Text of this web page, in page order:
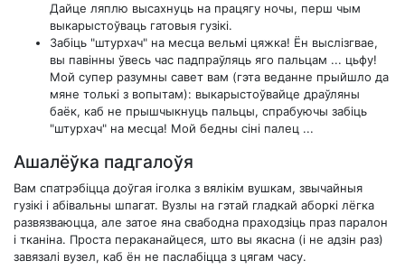
Дайце ляплю высахнуць на працягу ночы, перш чым
выкарыстоўваць гатовыя гузікі.
Забіць "штурхач" на месца вельмі цяжка! Ён выслізгвае,
вы павінны ўвесь час падпраўляць яго пальцам ... цьфу!
Мой супер разумны савет вам (гэта веданне прыйшло да
мяне толькі з вопытам): выкарыстоўвайце драўляны
баёк, каб не прышчыкнуць пальцы, спрабуючы забіць
"штурхач" на месца! Мой бедны сіні палец ...
Ашалёўка падгалоўя
Вам спатрэбіцца доўгая іголка з вялікім вушкам, звычайныя
гузікі і абівальны шпагат. Вузлы на гэтай гладкай аборкі лёгка
развязваюцца, але затое яна свабодна праходзіць праз паралон
і тканіна. Проста пераканайцеся, што вы якасна (і не адзін раз)
завязалі вузел, каб ён не паслабіцца з цягам часу.